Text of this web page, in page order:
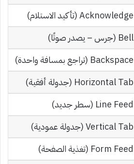
Acknowledge (تأكيد الاستلام)
Bell (جرس – يصدر صوتًا)
Backspace (تراجع بمسافة واحدة)
Horizontal Tab (جدولة أفقية)
Line Feed (سطر جديد)
Vertical Tab (جدولة عمودية)
Form Feed (تغذية الصفحة)